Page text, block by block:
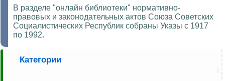
В разделе "онлайн библиотеки" нормативно-
правовых и законодательных актов Союза Советских
Социалистических Республик собраны Указы с 1917
по 1992.
Категории